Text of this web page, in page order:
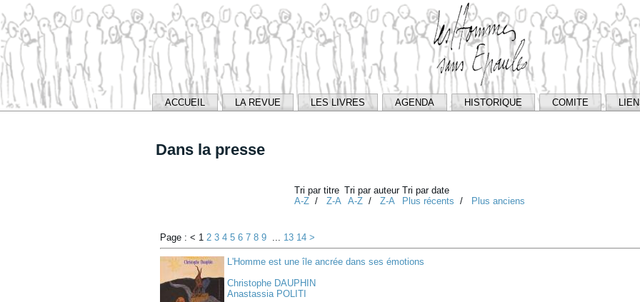
ACCUEIL LA REVUE LES LIVRES AGENDA HISTORIQUE COMITE
Dans la presse
Tri par titre
A-Z/ Z-A
Tri par auteur
A-Z / Z-A
Tri par date
Plus récents / Plus anciens
Page : < 1 2 3 4 5 6 7 8 9 ... 13 14 >
L'Homme est une île ancrée dans ses émotions
Christophe DAUPHIN
Anastassia POLITI